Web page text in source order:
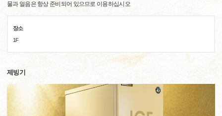
물과 얼음은 항상 준비되어 있으므로 이용하십시오
장소
1F
제빙기